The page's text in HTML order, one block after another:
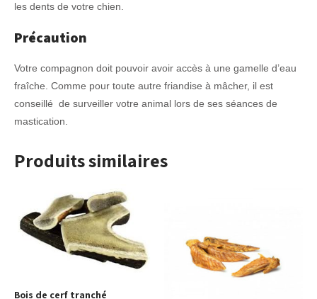
les dents de votre chien.
Précaution
Votre compagnon doit pouvoir avoir accès à une gamelle d’eau
fraîche. Comme pour toute autre friandise à mâcher, il est
conseillé de surveiller votre animal lors de ses séances de
mastication.
Produits similaires
Bois de cerf tranché